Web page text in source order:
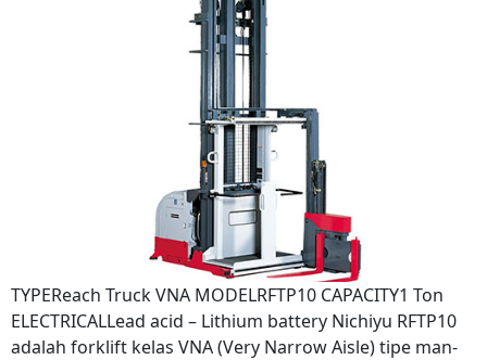
TYPEReach Truck VNA MODELRFTP10 CAPACITY1 Ton
ELECTRICALLead acid – Lithium battery Nichiyu RFTP10
adalah forklift kelas VNA (Very Narrow Aisle) tipe man-